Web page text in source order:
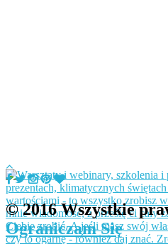
© 2016 Wszystkie
Ograniczam Się